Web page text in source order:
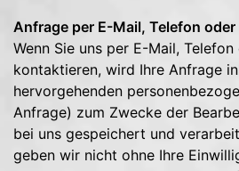
Anfrage per E-Mail, Telefon oder
Wenn Sie uns per E-Mail,
kontaktieren, wird Ihre Anfrage
hervorgehenden
Anfrage) zum Zwecke der
bei uns gespeichert und
geben wir nicht ohne Ihre